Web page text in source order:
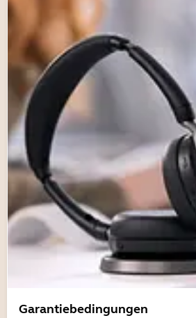
Garantiebedingungen